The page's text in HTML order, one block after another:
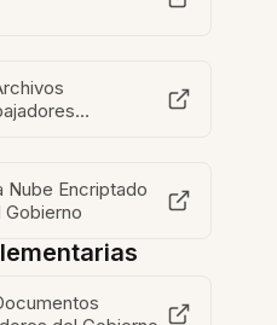
Nube Encriptado
Gobierno